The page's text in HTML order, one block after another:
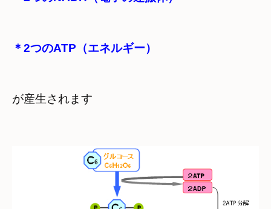
＊2つのATP（エネルギー）
が産生されます